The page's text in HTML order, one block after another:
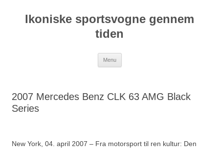
indholdIkoniske sportsvogne gennem
tiden
Menu
2007 Mercedes Benz CLK 63 AMG Black
Series
New York, 04. april 2007 – Fra motorsport til ren kultur: Den